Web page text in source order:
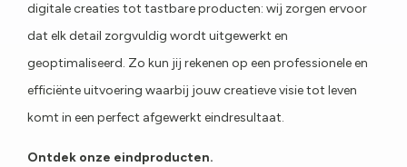
digitale creaties tot tastbare producten: wij zorgen ervoor
dat elk detail zorgvuldig wordt uitgewerkt en
geoptimaliseerd. Zo kun jij rekenen op een professionele en
efficiënte uitvoering waarbij jouw creatieve visie tot leven
komt in een perfect afgewerkt eindresultaat.
Ontdek onze eindproducten.